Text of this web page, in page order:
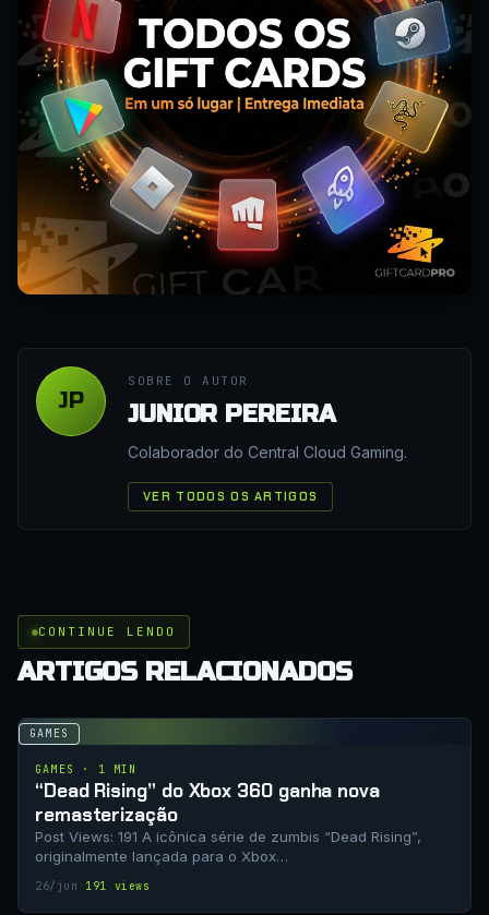
JP
SOBRE O AUTOR
JUNIOR PEREIRA
Colaborador do Central Cloud Gaming.
VER TODOS OS ARTIGOS
CONTINUE LENDO
ARTIGOS RELACIONADOS
GAMES
GAMES · 1 MIN
“Dead Rising” do Xbox 360 ganha nova
remasterização
Post Views: 191 A icônica série de zumbis “Dead Rising”,
originalmente lançada para o Xbox…
26/jun · 191 views